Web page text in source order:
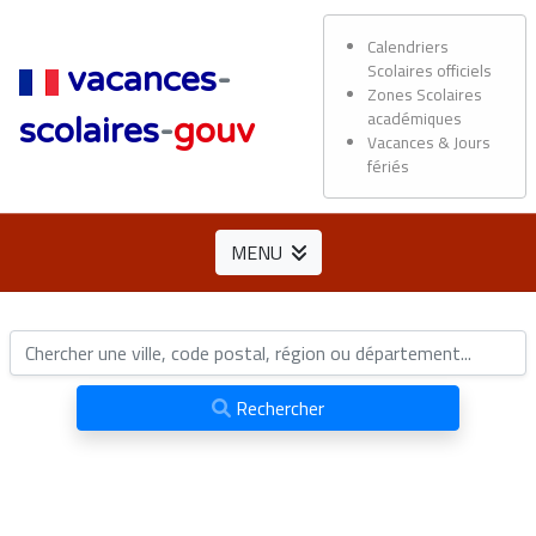
vacances-
scolaires-gouv
Calendriers
Scolaires officiels
Zones Scolaires
académiques
Vacances & Jours
fériés
MENU
Rechercher